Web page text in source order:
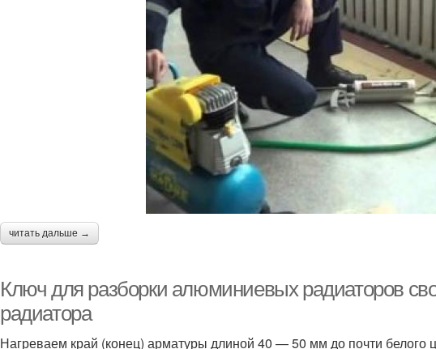
читать дальше →
Ключ для разборки алюминиевых радиаторов
радиатора
Нагреваем край (конец) арматуры длиной 40 — 50 мм до почти белого